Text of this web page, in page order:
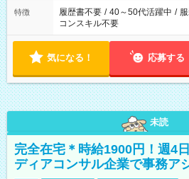
特徴 履歴書不要 / 40～50代活躍中 /
コンスキル不要
気になる！ 応募する
未読
完全在宅＊時給1900円！週4
ディアコンサル企業で事務ア